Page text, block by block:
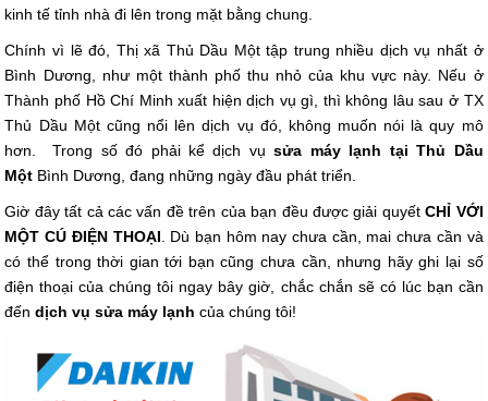
kinh tế tỉnh nhà đi lên trong mặt bằng chung.
Chính vì lẽ đó, Thị xã Thủ Dầu Một tập trung nhiều dịch vụ nhất ở
Bình Dương, như một thành phố thu nhỏ của khu vực này. Nếu ở
Thành phố Hồ Chí Minh xuất hiện dịch vụ gì, thì không lâu sau ở TX
Thủ Dầu Một cũng nổi lên dịch vụ đó, không muốn nói là quy mô
hơn. Trong số đó phải kể dịch vụsửa máy lạnh tại Thủ Dầu
Một Bình Dương, đang những ngày đầu phát triển.
Giờ đây tất cả các vấn đề trên của bạn đều được giải quyếtCHỈ VỚI
MỘT CÚ ĐIỆN THOẠI. Dù bạn hôm nay chưa cần, mai chưa cần và
có thể trong thời gian tới bạn cũng chưa cần, nhưng hãy ghi lại số
điện thoại của chúng tôi ngay bây giờ, chắc chắn sẽ có lúc bạn cần
đếndịch vụ sửa máy lạnh của chúng tôi!